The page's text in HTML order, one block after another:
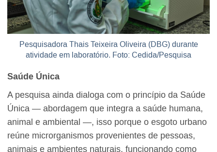
Pesquisadora Thais Teixeira Oliveira (DBG) durante
atividade em laboratório. Foto: Cedida/Pesquisa
Saúde Única
A pesquisa ainda dialoga com o princípio da Saúde
Única — abordagem que integra a saúde humana,
animal e ambiental —, isso porque o esgoto urbano
reúne microrganismos provenientes de pessoas,
animais e ambientes naturais, funcionando como